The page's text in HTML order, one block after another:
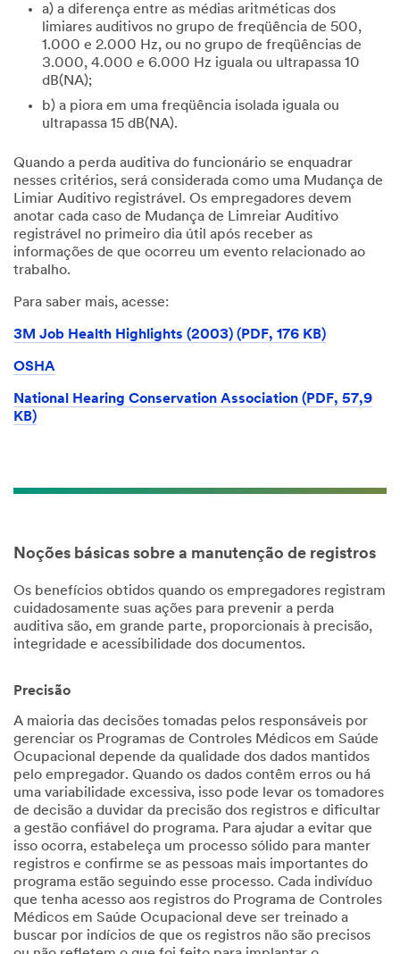
a) a diferença entre as médias aritméticas dos
limiares auditivos no grupo de freqüência de 500,
1.000 e 2.000 Hz, ou no grupo de freqüências de
3.000, 4.000 e 6.000 Hz iguala ou ultrapassa 10
dB(NA);
b) a piora em uma freqüência isolada iguala ou
ultrapassa 15 dB(NA).
Quando a perda auditiva do funcionário se enquadrar
nesses critérios, será considerada como uma Mudança de
Limiar Auditivo registrável. Os empregadores devem
anotar cada caso de Mudança de Limreiar Auditivo
registrável no primeiro dia útil após receber as
informações de que ocorreu um evento relacionado ao
trabalho.
Para saber mais, acesse:
3M Job Health Highlights (2003) (PDF, 176 KB)
OSHA
National Hearing Conservation Association (PDF, 57,9
KB)
Noções básicas sobre a manutenção de registros
Os benefícios obtidos quando os empregadores registram
cuidadosamente suas ações para prevenir a perda
auditiva são, em grande parte, proporcionais à precisão,
integridade e acessibilidade dos documentos.
Precisão
A maioria das decisões tomadas pelos responsáveis por
gerenciar os Programas de Controles Médicos em Saúde
Ocupacional depende da qualidade dos dados mantidos
pelo empregador. Quando os dados contêm erros ou há
uma variabilidade excessiva, isso pode levar os tomadores
de decisão a duvidar da precisão dos registros e dificultar
a gestão confiável do programa. Para ajudar a evitar que
isso ocorra, estabeleça um processo sólido para manter
registros e confirme se as pessoas mais importantes do
programa estão seguindo esse processo. Cada indivíduo
que tenha acesso aos registros do Programa de Controles
Médicos em Saúde Ocupacional deve ser treinado a
buscar por indícios de que os registros não são precisos